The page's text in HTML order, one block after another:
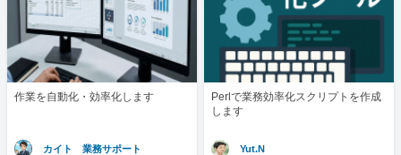
作業を自動化・効率化します
カイト 業務サポート
Perlで業務効率化スクリプトを作成
します
Yut.N